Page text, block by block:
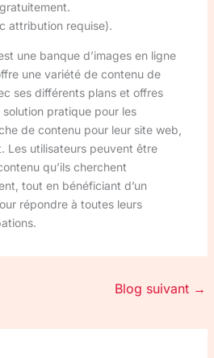
attribution requise).
une banque d’images en ligne
une variété de contenu de
ses différents plans et offres
solution pratique pour les
de contenu pour leur site web,
Les utilisateurs peuvent être
qu’ils cherchent
tout en bénéficiant d’un
répondre à toutes leurs
Blog suivant →